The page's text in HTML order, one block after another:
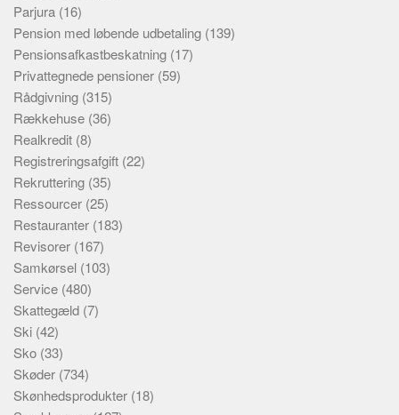
Parjura (16)
Pension med løbende udbetaling (139)
Pensionsafkastbeskatning (17)
Privattegnede pensioner (59)
Rådgivning (315)
Rækkehuse (36)
Realkredit (8)
Registreringsafgift (22)
Rekruttering (35)
Ressourcer (25)
Restauranter (183)
Revisorer (167)
Samkørsel (103)
Service (480)
Skattegæld (7)
Ski (42)
Sko (33)
Skøder (734)
Skønhedsprodukter (18)